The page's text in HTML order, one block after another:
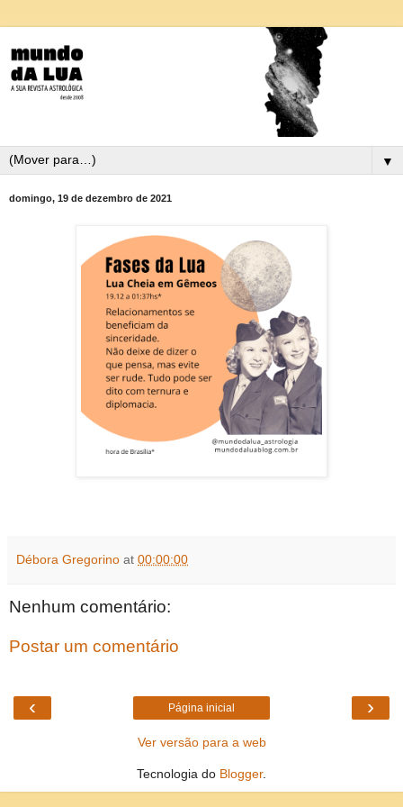
▼
domingo, 19 de dezembro de 2021
Débora Gregorino at 00:00:00
Nenhum comentário:
Postar um comentário
‹ ›
Página inicial
Ver versão para a web
Tecnologia do Blogger.